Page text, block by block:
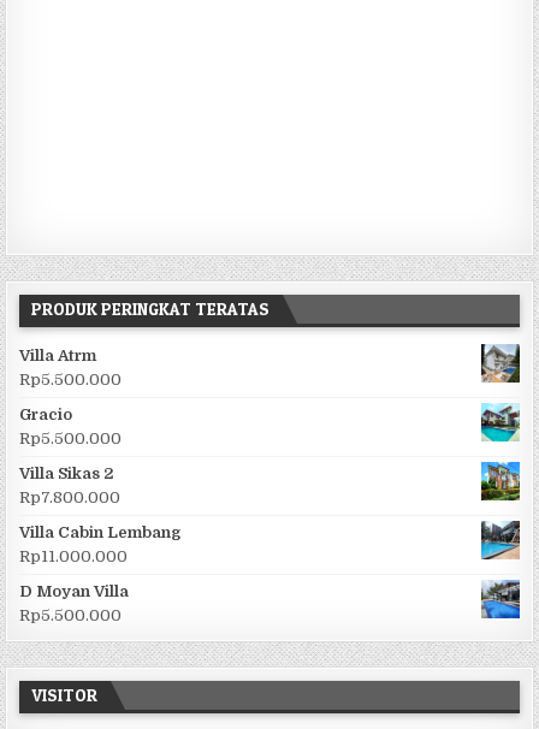
PRODUK PERINGKAT TERATAS
Villa Atrm
Rp5.500.000
Gracio
Rp5.500.000
Villa Sikas 2
Rp7.800.000
Villa Cabin Lembang
Rp11.000.000
D Moyan Villa
Rp5.500.000
VISITOR